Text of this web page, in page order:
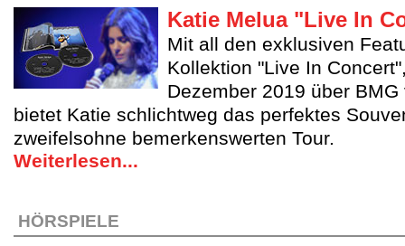
Katie Melua "Live In
Mit all den exklusiven
Kollektion "Live In
Dezember 2019 über
bietet Katie schlichtweg das perfektes
zweifelsohne bemerkenswerten Tour.
Weiterlesen...
HÖRSPIELE